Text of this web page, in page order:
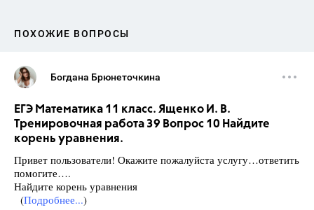
ПОХОЖИЕ ВОПРОСЫ
Богдана Брюнеточкина
ЕГЭ Математика 11 класс. Ященко И. В.
Тренировочная работа 39 Вопрос 10 Найдите
корень уравнения.
Привет пользователи! Окажите пожалуйста услугу…ответить
помогите….
Найдите корень уравнения
(Подробнее...)